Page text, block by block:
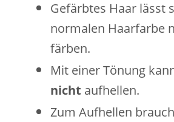
Gefärbtes Haar lässt
normalen Haarfarbe
färben.
Mit einer Tönung
nicht aufhellen.
Zum Aufhellen